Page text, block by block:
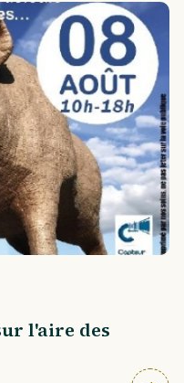
l'aire des